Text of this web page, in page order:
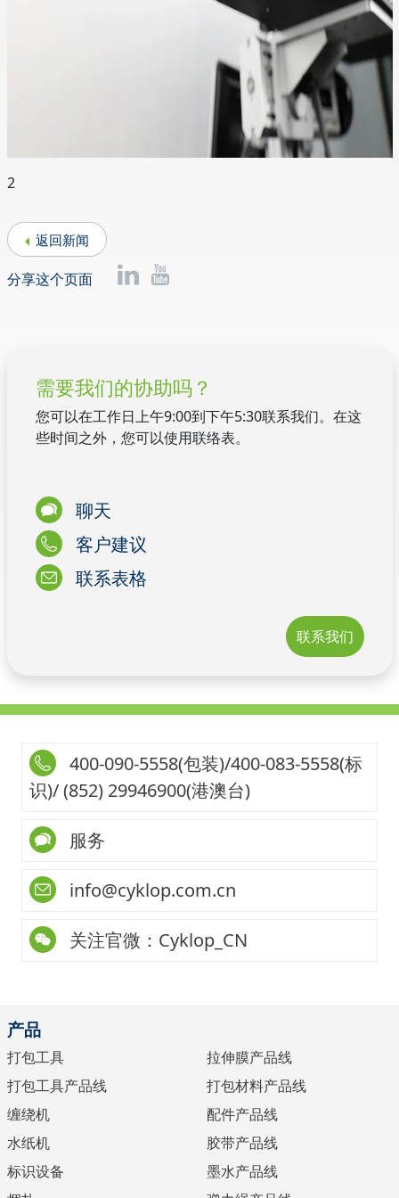
2
返回新闻
分享这个页面
需要我们的协助吗？
您可以在工作日上午9:00到下午5:30联系我们。在这
些时间之外，您可以使用联络表。
聊天
客户建议
联系表格
联系我们
400-090-5558(包装)/400-083-5558(标
识)/ (852) 29946900(港澳台)
服务
info@cyklop.com.cn
关注官微：Cyklop_CN
产品
打包工具
打包工具产品线
缠绕机
水纸机
标识设备
拉伸膜产品线
打包材料产品线
配件产品线
胶带产品线
墨水产品线